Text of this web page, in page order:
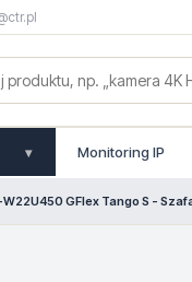
▾ Monitoring IP
GFlex Tango S -